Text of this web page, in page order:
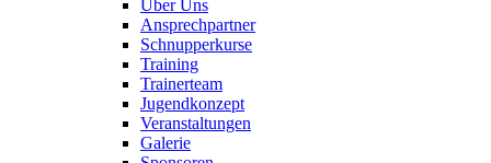
Über Uns
Ansprechpartner
Schnupperkurse
Training
Trainerteam
Jugendkonzept
Veranstaltungen
Galerie